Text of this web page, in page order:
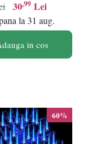
30,99 Lei
la 31 aug.
in cos
60%